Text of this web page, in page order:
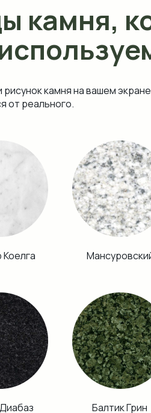
камня,
рисунок камня на вашем
от реального.
Балтик Грин